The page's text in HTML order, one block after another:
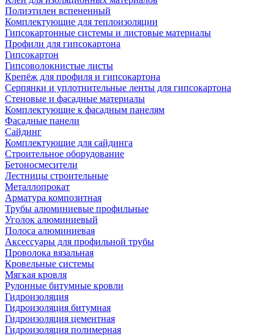
Полиэтилен вспененный
Комплектующие для теплоизоляции
Гипсокартонные системы и листовые материалы
Профили для гипсокартона
Гипсокартон
Гипсоволокнистые листы
Крепёж для профиля и гипсокартона
Серпянки и уплотнительные ленты для гипсокартона
Стеновые и фасадные материалы
Комплектующие к фасадным панелям
Фасадные панели
Сайдинг
Комплектующие для сайдинга
Строительное оборудование
Бетоносмесители
Лестницы строительные
Металлопрокат
Арматура композитная
Трубы алюминиевые профильные
Уголок алюминиевый
Полоса алюминиевая
Аксессуары для профильной трубы
Проволока вязальная
Кровельные системы
Мягкая кровля
Рулонные битумные кровли
Гидроизоляция
Гидроизоляция битумная
Гидроизоляция цементная
Гидроизоляция полимерная